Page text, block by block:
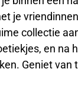
je
collectie
en na
Geniet van